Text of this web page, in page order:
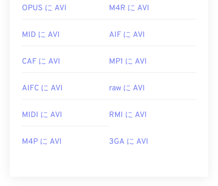
OPUS に AVI M4R に AVI
MID に AVI AIF に AVI
CAF に AVI MP1 に AVI
AIFC に AVI raw に AVI
MIDI に AVI RMI に AVI
M4P に AVI 3GA に AVI